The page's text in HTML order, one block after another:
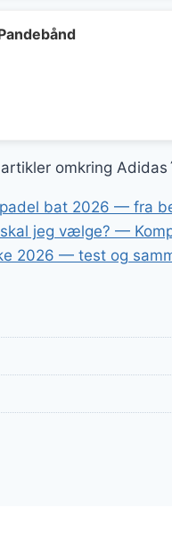
omkring
bat 2026 — fra
jeg vælge? —
2026 — test og